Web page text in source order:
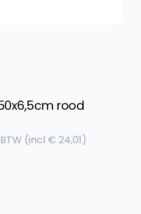
rood
(incl € 24,01)